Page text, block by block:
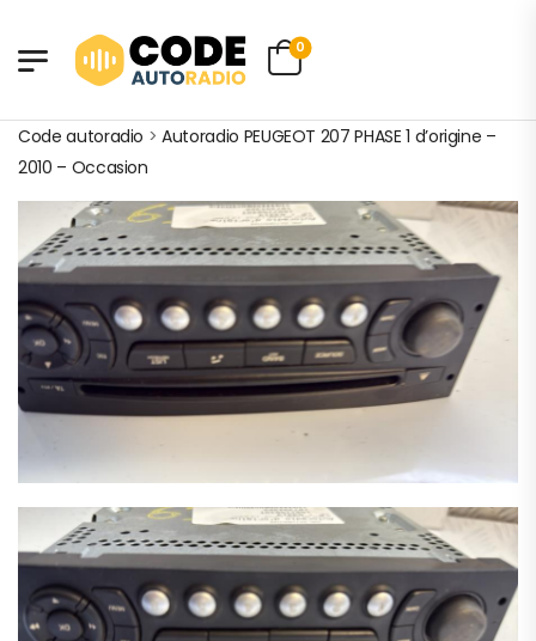
0
Code autoradio >Autoradio PEUGEOT 207 PHASE 1 d’origine –
2010 – Occasion